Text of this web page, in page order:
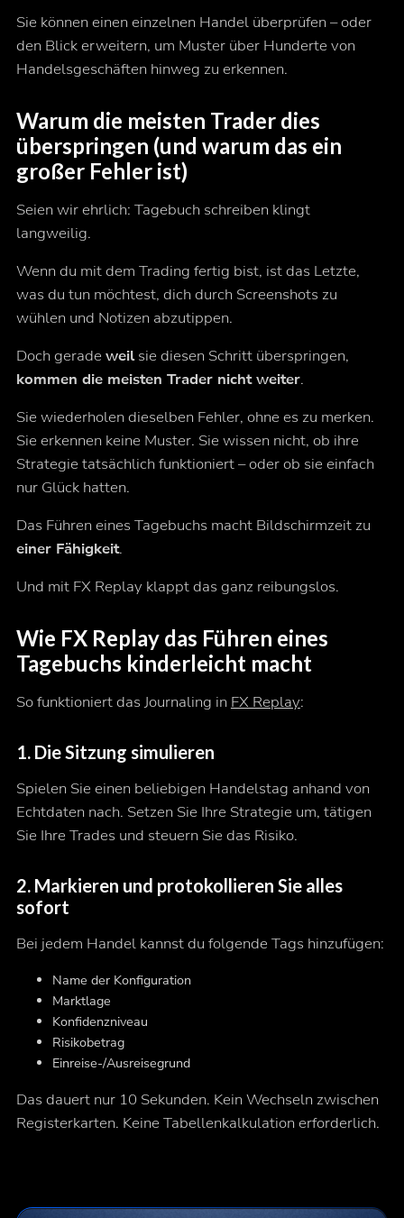
Sie können einen einzelnen Handel überprüfen – oder
den Blick erweitern, um Muster über Hunderte von
Handelsgeschäften hinweg zu erkennen.
Warum die meisten Trader dies
überspringen (und warum das ein
großer Fehler ist)
Seien wir ehrlich: Tagebuch schreiben klingt
langweilig.
Wenn du mit dem Trading fertig bist, ist das Letzte,
was du tun möchtest, dich durch Screenshots zu
wühlen und Notizen abzutippen.
Doch gerade weilsie diesen Schritt überspringen,
kommen die meisten Trader nicht weiter.
Sie wiederholen dieselben Fehler, ohne es zu merken.
Sie erkennen keine Muster. Sie wissen nicht, ob ihre
Strategie tatsächlich funktioniert – oder ob sie einfach
nur Glück hatten.
Das Führen eines Tagebuchs macht Bildschirmzeit zu
einer Fähigkeit.
Und mit FX Replay klappt das ganz reibungslos.
Wie FX Replay das Führen eines
Tagebuchs kinderleicht macht
So funktioniert das Journaling in FX Replay:
1. Die Sitzung simulieren
Spielen Sie einen beliebigen Handelstag anhand von
Echtdaten nach. Setzen Sie Ihre Strategie um, tätigen
Sie Ihre Trades und steuern Sie das Risiko.
2. Markieren und protokollieren Sie alles
sofort
Bei jedem Handel kannst du folgende Tags hinzufügen:
Name der Konfiguration
Marktlage
Konfidenzniveau
Risikobetrag
Einreise-/Ausreisegrund
Das dauert nur 10 Sekunden. Kein Wechseln zwischen
Registerkarten. Keine Tabellenkalkulation erforderlich.